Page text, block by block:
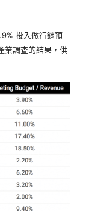
投入做行銷預
業調查的結果，供